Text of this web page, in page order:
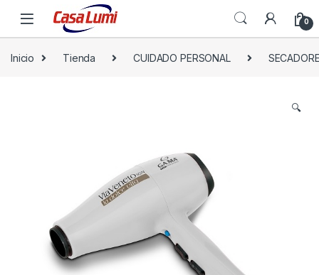
0
Inicio Tienda CUIDADO PERSONAL
🔍